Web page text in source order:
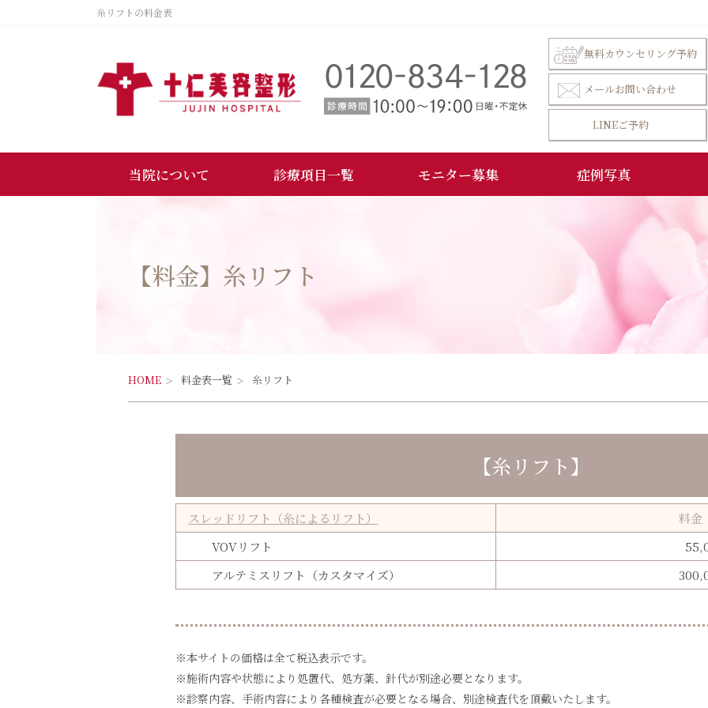
糸リフトの料金表
無料カウンセリング予約
メールお問い合わせ
LINEご予約
当院について 診療項目一覧 モニター募集 症例写真
【料金】糸リフト
HOME 料金表一覧 糸リフト
【糸リフト】
スレッドリフト（糸によるリフト）
料金
VOVリフト
アルテミスリフト（カスタマイズ）
※本サイトの価格は全て税込表示です。
※施術内容や状態により処置代、処方薬、針代が別途必要となります。
※診察内容、手術内容により各種検査が必要となる場合、別途検査代を頂戴いたします。